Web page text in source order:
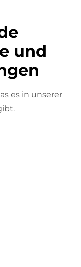
und
es in unserer